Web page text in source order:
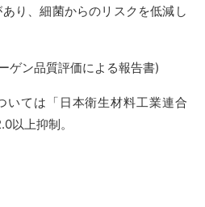
り、細菌からのリスクを低減し
ゲン品質評価による報告書)
いては「日本衛生材料工業連合
以上抑制。